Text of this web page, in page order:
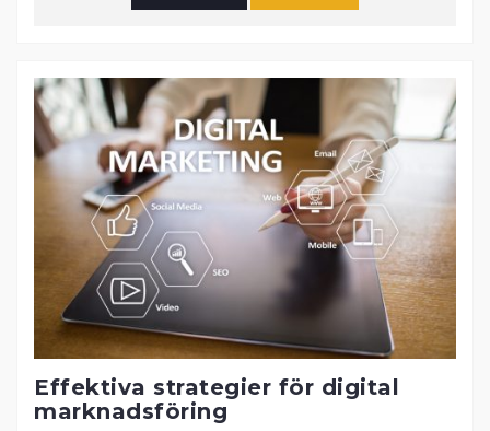
Effektiva strategier för digital
marknadsföring